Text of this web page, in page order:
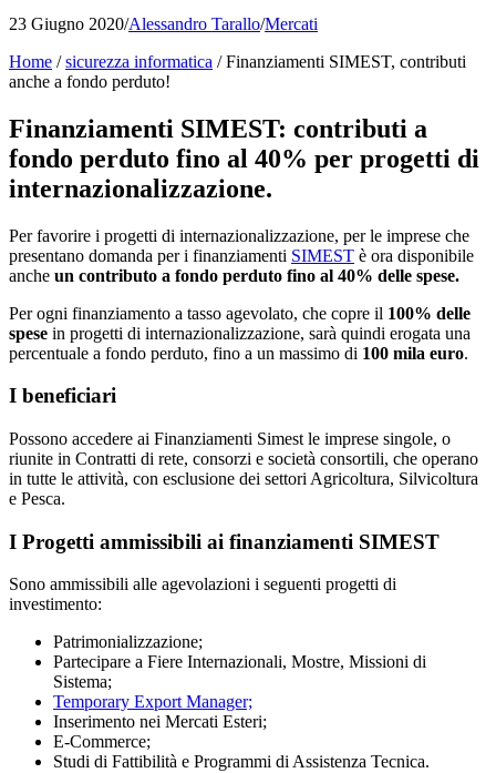
23 Giugno 2020/Alessandro Tarallo/Mercati
Home /sicurezza informatica /Finanziamenti SIMEST, contributi
anche a fondo perduto!
Finanziamenti SIMEST: contributi a
fondo perduto fino al 40% per progetti di
internazionalizzazione.
Per favorire i progetti di internazionalizzazione, per le imprese che
presentano domanda per i finanziamenti SIMEST è ora disponibile
anche un contributo a fondo perduto fino al 40% delle spese.
Per ogni finanziamento a tasso agevolato, che copre il 100% delle
spese in progetti di internazionalizzazione, sarà quindi erogata una
percentuale a fondo perduto, fino a un massimo di 100 mila euro.
I beneficiari
Possono accedere ai Finanziamenti Simest le imprese singole, o
riunite in Contratti di rete, consorzi e società consortili, che operano
in tutte le attività, con esclusione dei settori Agricoltura, Silvicoltura
e Pesca.
I Progetti ammissibili ai finanziamenti SIMEST
Sono ammissibili alle agevolazioni i seguenti progetti di
investimento:
Patrimonializzazione;
Partecipare a Fiere Internazionali, Mostre, Missioni di
Sistema;
Temporary Export Manager;
Inserimento nei Mercati Esteri;
E-Commerce;
Studi di Fattibilità e Programmi di Assistenza Tecnica.